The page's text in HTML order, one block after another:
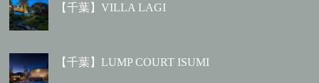
【千葉】VILLA LAGI
【千葉】LUMP COURT ISUMI